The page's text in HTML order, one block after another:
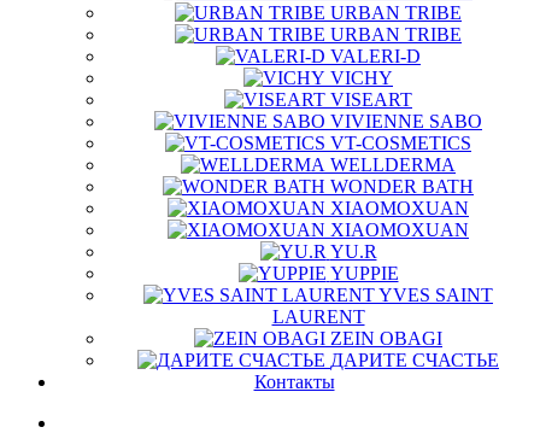
URBAN TRIBE
URBAN TRIBE
VALERI-D
VICHY
VISEART
VIVIENNE SABO
VT-COSMETICS
WELLDERMA
WONDER BATH
XIAOMOXUAN
XIAOMOXUAN
YU.R
YUPPIE
YVES SAINT
LAURENT
ZEIN OBAGI
ДАРИТЕ СЧАСТЬЕ
Контакты